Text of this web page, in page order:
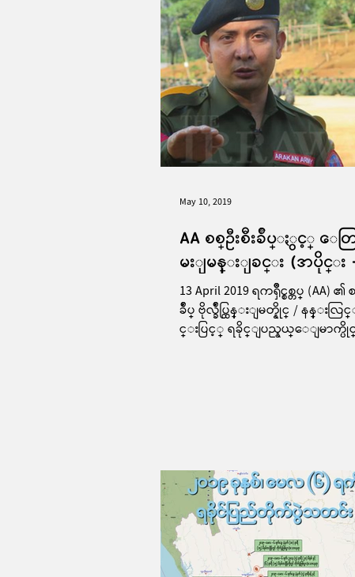
AA စစ္ဦးစီးခ်ဳပ္ႏွင့္ ေတ
မးျမန္းျခင္း (အပိုင္း
13 April 2019 ရကၡိဳင္စစ္တပ္ (AA) ၏
ခ်ဳပ္ ဗိုလ္ခ်ဳပ္ထြန္းျမတ္နိုင္ / နန္းလ
င္းပြင့္ ရခိုင္ျပည္နယ္ေျမာက္ပို
May 10, 2019